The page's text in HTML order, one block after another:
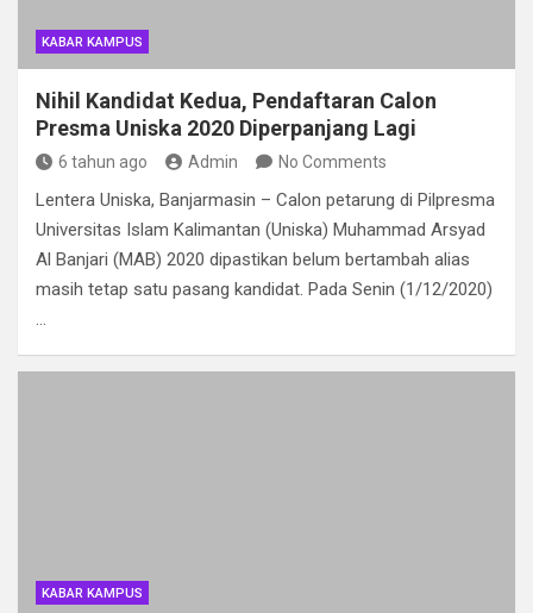
KABAR KAMPUS
Nihil Kandidat Kedua, Pendaftaran Calon
Presma Uniska 2020 Diperpanjang Lagi
6 tahun ago Admin No Comments
Lentera Uniska, Banjarmasin – Calon petarung di Pilpresma
Universitas Islam Kalimantan (Uniska) Muhammad Arsyad
Al Banjari (MAB) 2020 dipastikan belum bertambah alias
masih tetap satu pasang kandidat. Pada Senin (1/12/2020)
…
KABAR KAMPUS